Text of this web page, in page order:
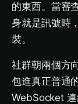
的東西。當審
身就是訊號時
裝。
社群朝兩個方
包進真正普通
WebSocket